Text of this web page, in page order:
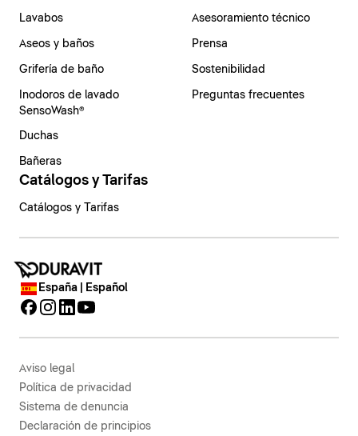
Lavabos
Aseos y baños
Grifería de baño
Inodoros de lavado
SensoWash®
Duchas
Bañeras
Asesoramiento técnico
Prensa
Sostenibilidad
Preguntas frecuentes
Catálogos y Tarifas
Catálogos y Tarifas
España | Español
Aviso legal
Política de privacidad
Sistema de denuncia
Declaración de principios